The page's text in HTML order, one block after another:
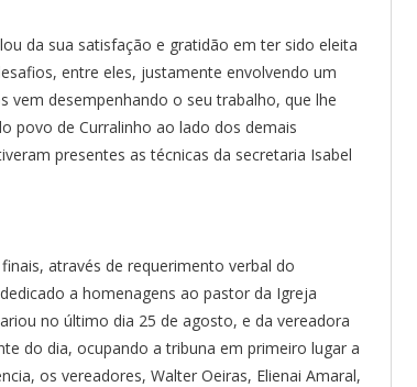
da sua satisfação e gratidão em ter sido eleita
entre eles, justamente envolvendo um
vem desempenhando o seu trabalho, que lhe
povo de Curralinho ao lado dos demais
presentes as técnicas da secretaria Isabel
através de requerimento verbal do
a homenagens ao pastor da Igreja
no último dia 25 de agosto, e da vereadora
do dia, ocupando a tribuna em primeiro lugar a
os vereadores, Walter Oeiras, Elienai Amaral,